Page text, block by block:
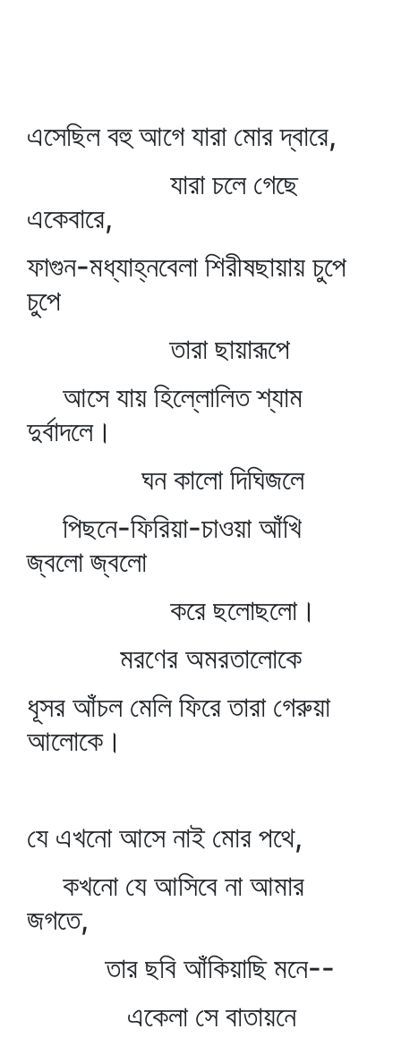
এসেছিল বহু আগে যারা মোর দ্বারে,
যারা চলে গেছে
একেবারে,
ফাগুন-মধ্যাহ্নবেলা শিরীষছায়ায় চুপে
চুপে
তারা ছায়ারূপে
আসে যায় হিল্লোলিত শ্যাম
দুর্বাদলে।
ঘন কালো দিঘিজলে
পিছনে-ফিরিয়া-চাওয়া আঁখি
জ্বলো জ্বলো
করে ছলোছলো।
মরণের অমরতালোকে
ধূসর আঁচল মেলি ফিরে তারা গেরুয়া
আলোকে।
যে এখনো আসে নাই মোর পথে,
কখনো যে আসিবে না আমার
জগতে,
তার ছবি আঁকিয়াছি মনে--
একেলা সে বাতায়নে